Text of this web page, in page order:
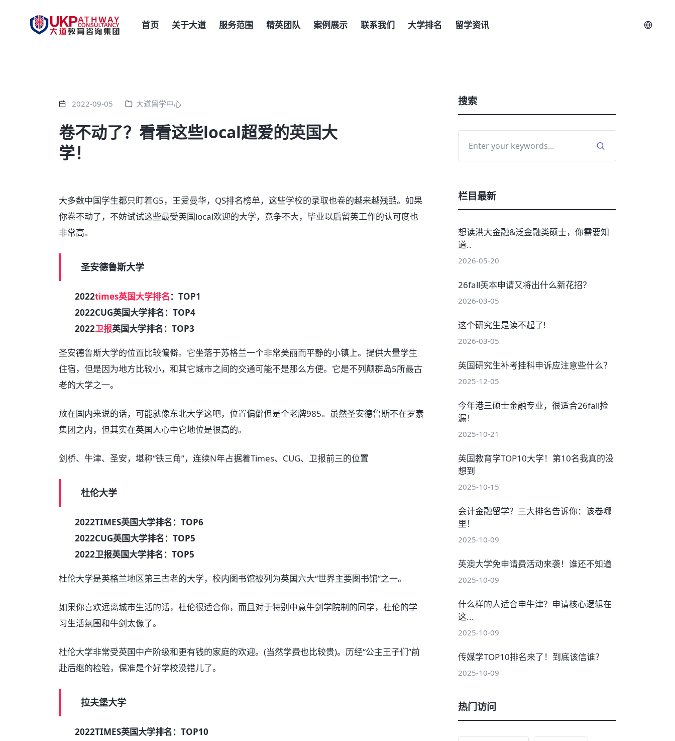
首页 关于大道 服务范围 精英团队 案例展示 联系我们 大学排名 留学资讯
2022-09-05 大道留学中心
卷不动了？看看这些local超爱的英国大
学！
大多数中国学生都只盯着G5，王爱曼华，QS排名榜单，这些学校的录取也卷的越来越残酷。如果
你卷不动了，不妨试试这些最受英国local欢迎的大学，竞争不大，毕业以后留英工作的认可度也
非常高。
圣安德鲁斯大学
2022times英国大学排名：TOP1
2022CUG英国大学排名：TOP4
2022卫报英国大学排名：TOP3
圣安德鲁斯大学的位置比较偏僻。它坐落于苏格兰一个非常美丽而平静的小镇上。提供大量学生
住宿，但是因为地方比较小，和其它城市之间的交通可能不是那么方便。它是不列颠群岛5所最古
老的大学之一。
放在国内来说的话，可能就像东北大学这吧，位置偏僻但是个老牌985。虽然圣安德鲁斯不在罗素
集团之内，但其实在英国人心中它地位是很高的。
剑桥、牛津、圣安，堪称“铁三角”，连续N年占据着Times、CUG、卫报前三的位置
杜伦大学
2022TIMES英国大学排名：TOP6
2022CUG英国大学排名：TOP5
2022卫报英国大学排名：TOP5
杜伦大学是英格兰地区第三古老的大学，校内图书馆被列为英国六大“世界主要图书馆”之一。
如果你喜欢远离城市生活的话，杜伦很适合你，而且对于特别中意牛剑学院制的同学，杜伦的学
习生活氛围和牛剑太像了。
杜伦大学非常受英国中产阶级和更有钱的家庭的欢迎。(当然学费也比较贵)。历经“公主王子们”前
赴后继的检验，保准是个好学校没错儿了。
拉夫堡大学
2022TIMES英国大学排名：TOP10
搜索
栏目最新
想读港大金融&泛金融类硕士，你需要知
道..
2026-05-20
26fall英本申请又将出什么新花招？
2026-03-05
这个研究生是读不起了!
2026-03-05
英国研究生补考挂科申诉应注意些什么？
2025-12-05
今年港三硕士金融专业，很适合26fall捡
漏！
2025-10-21
英国教育学TOP10大学！第10名我真的没
想到
2025-10-15
会计金融留学？三大排名告诉你：该卷哪
里！
2025-10-09
英澳大学免申请费活动来袭！谁还不知道
2025-10-09
什么样的人适合申牛津？申请核心逻辑在
这...
2025-10-09
传媒学TOP10排名来了！到底该信谁？
2025-10-09
热门访问